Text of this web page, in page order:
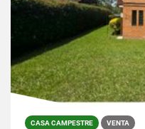
CASA CAMPESTRE VENTA